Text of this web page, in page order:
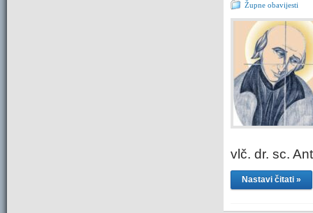
Župne obavijesti
vlč. dr. sc.
Nastavi čitati »